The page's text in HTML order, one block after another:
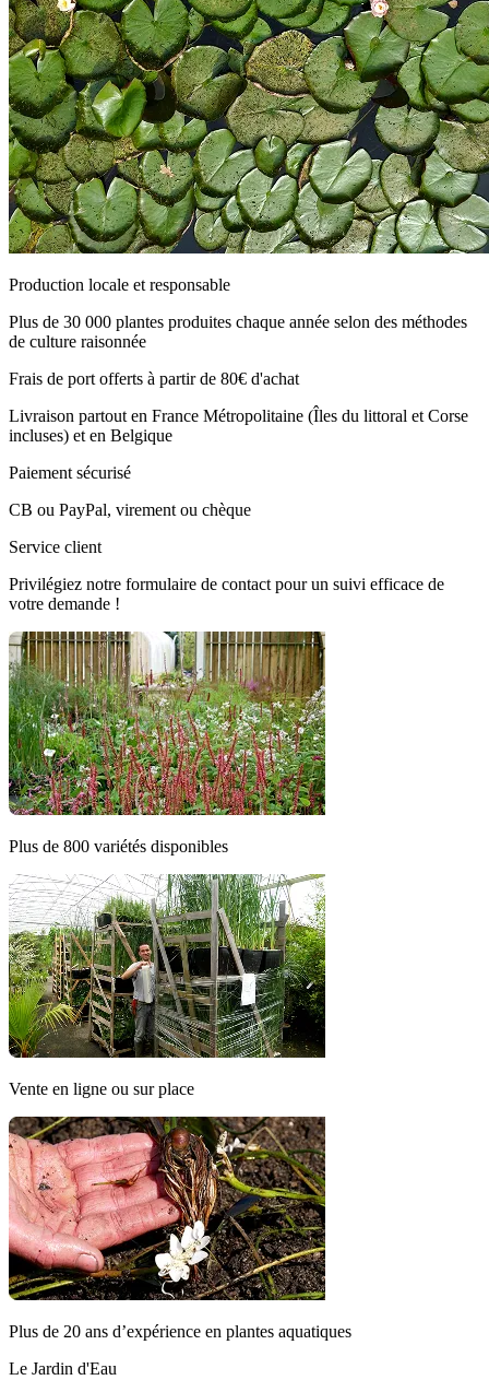
Production locale et responsable
Plus de 30 000 plantes produites chaque année selon des méthodes
de culture raisonnée
Frais de port offerts à partir de 80€ d'achat
Livraison partout en France Métropolitaine (Îles du littoral et Corse
incluses) et en Belgique
Paiement sécurisé
CB ou PayPal, virement ou chèque
Service client
Privilégiez notre formulaire de contact pour un suivi efficace de
votre demande !
Plus de 800 variétés disponibles
Vente en ligne ou sur place
Plus de 20 ans d’expérience en plantes aquatiques
Le Jardin d'Eau